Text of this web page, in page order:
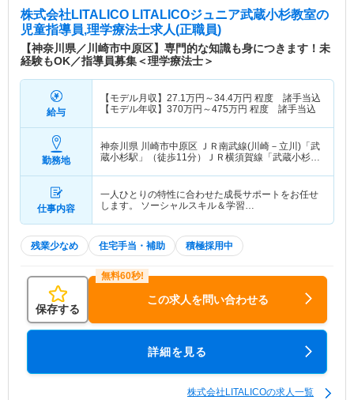
株式会社LITALICO LITALICOジュニア武蔵小杉教室の
児童指導員,理学療法士求人(正職員)
【神奈川県／川崎市中原区】専門的な知識も身につきます！未
経験もOK／指導員募集＜理学療法士＞
給与
【モデル月収】 27.1万円～34.4万円 程度 諸手当込
【モデル年収】 370万円～475万円 程度 諸手当込
勤務地
神奈川県 川崎市中原区 ＪＲ南武線(川崎－立川)「武
蔵小杉駅」（徒歩11分）ＪＲ横須賀線「武蔵小杉
仕事内容
一人ひとりの特性に合わせた成長サポートをお任せ
します。 ソーシャルスキル＆学習…
残業少なめ 住宅手当・補助 積極採用中
保存する
この求人を問い合わせる
詳細を見る
株式会社LITALICOの求人一覧